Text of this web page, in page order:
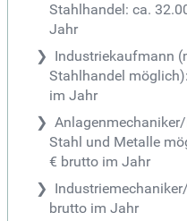
Stahlhandel: ca.
Jahr
Industriekaufmann
Stahlhandel
im Jahr
Stahl und Metalle
€ brutto im Jahr
brutto im Jahr